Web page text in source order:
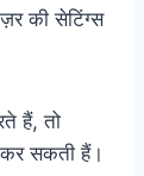
की सेटिंग्स
हैं, तो
कर सकती हैं।